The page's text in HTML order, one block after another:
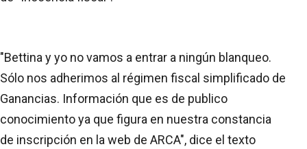
"Bettina y yo no vamos a entrar a ningún blanqueo.
Sólo nos adherimos al régimen fiscal simplificado de
Ganancias. Información que es de publico
conocimiento ya que figura en nuestra constancia
de inscripción en la web de ARCA", dice el texto